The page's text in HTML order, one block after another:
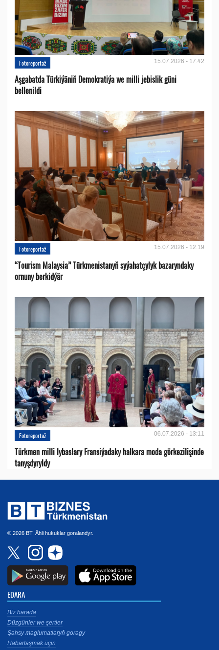
Fotoreportaž 15.07.2026 - 17:42
Aşgabatda Türkiýäniň Demokratiýa we milli jebislik güni
bellenildi
Fotoreportaž 15.07.2026 - 12:19
“Tourism Malaysia” Türkmenistanyň syýahatçylyk bazaryndaky
ornuny berkidýär
Fotoreportaž 06.07.2026 - 13:11
Türkmen milli lybaslary Fransiýadaky halkara moda görkezilişinde
tanyşdyryldy
© 2026 BT. Ähli hukuklar goralandyr.
EDARA
Biz barada
Düzgünler we şertler
Şahsy maglumatlaryň goragy
Habarlaşmak üçin